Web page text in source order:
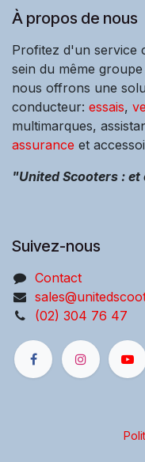
À propos de nous
Profitez d'un service
sein du même groupe
nous offrons une
conducteur: essais,
multimarques,
assurance et
"United Scooters :
Suivez-nous
Contact
(02) 304 76 47